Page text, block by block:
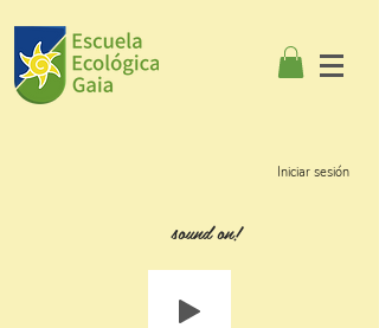
Iniciar sesión
sound on!